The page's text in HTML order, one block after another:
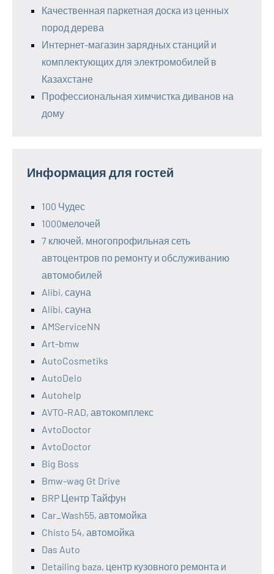
Качественная паркетная доска из ценных
пород дерева
Интернет-магазин зарядных станций и
комплектующих для электромобилей в
Казахстане
Профессиональная химчистка диванов на
дому
Информация для гостей
100 Чудес
1000мелочей
7 ключей, многопрофильная сеть
автоцентров по ремонту и обслуживанию
автомобилей
Alibi, сауна
Alibi, сауна
AMServiceNN
Art-bmw
AutoCosmetiks
AutoDelo
Autohelp
AVTO-RAD, автокомплекс
AvtoDoctor
AvtoDoctor
Big Boss
Bmw-wag Gt Drive
BRP Центр Тайфун
Car_Wash55, автомойка
Chisto 54, автомойка
Das Auto
Detailing baza, центр кузовного ремонта и